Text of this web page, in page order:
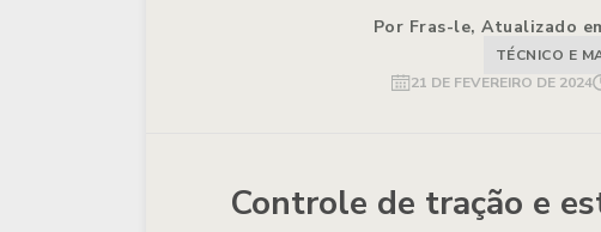
Por Fras-le, Atualizado
TÉCNICO E
21 DE FEVEREIRO DE 2024
Controle de tração e